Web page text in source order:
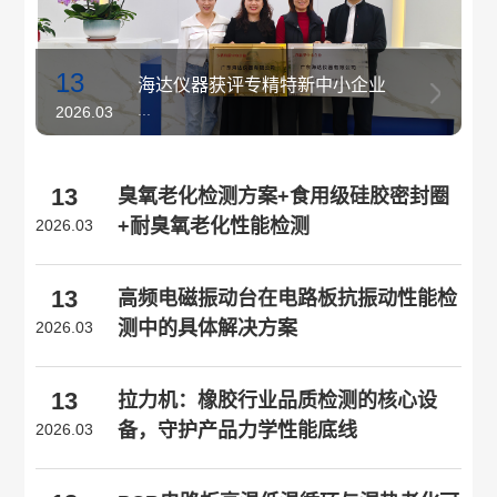
13
2026.03
海达仪器获评专精特新中小企业
...
13
2026.03
臭氧老化检测方案+食用级硅胶密封圈
+耐臭氧老化性能检测
13
2026.03
高频电磁振动台在电路板抗振动性能检
测中的具体解决方案
13
2026.03
拉力机：橡胶行业品质检测的核心设
备，守护产品力学性能底线